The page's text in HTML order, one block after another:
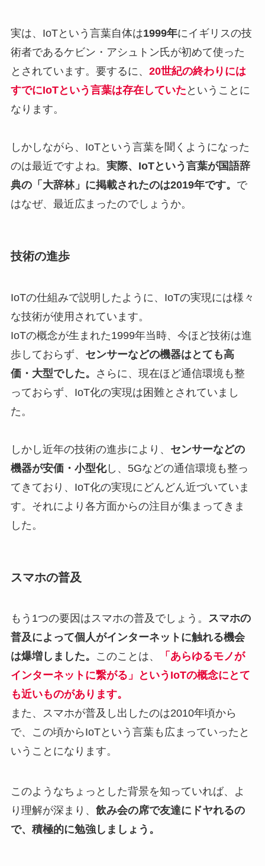
実は、IoTという言葉自体は1999年にイギリスの技
術者であるケビン・アシュトン氏が初めて使った
とされています。要するに、 20世紀の終わりには
すでにIoTという言葉は存在していた ということに
なります。
しかしながら、IoTという言葉を聞くようになった
のは最近ですよね。 実際、IoTという言葉が国語辞
典の「大辞林」に掲載されたのは2019年です。 で
はなぜ、最近広まったのでしょうか。
技術の進歩
IoTの仕組みで説明したように、IoTの実現には様々
な技術が使用されています。
IoTの概念が生まれた1999年当時、今ほど技術は進
歩しておらず、 センサーなどの機器はとても高
価・大型でした。
さらに、現在ほど通信環境も整
っておらず、IoT化の実現は困難とされていまし
た。
しかし近年の技術の進歩により、 センサーなどの
機器が安価・小型化し、5Gなどの通信環境も整っ
てきており、IoT化の実現にどんどん近づいていま
す。それにより各方面からの注目が集まってきま
した。
スマホの普及
もう1つの要因はスマホの普及でしょう。 スマホの
普及によって個人がインターネットに触れる機会
は爆増しました。
このことは、
「あらゆるモノが
インターネットに繋がる」というIoTの概念にとて
も近いものがあります。
また、スマホが普及し出したのは2010年頃から
で、この頃からIoTという言葉も広まっていったと
いうことになります。
このようなちょっとした背景を知っていれば、よ
り理解が深まり、 飲み会の席で友達にドヤれるの
で、積極的に勉強しましょう。